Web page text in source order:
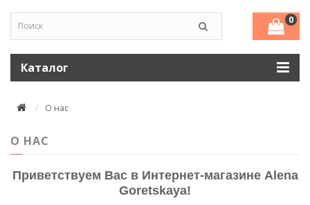
0
Каталог
О нас
О НАС
Приветствуем Вас в Интернет-магазине Alena
Goretskaya!